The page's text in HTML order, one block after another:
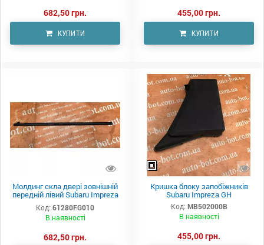
682,50 грн.
КУПИТИ
455,00 грн.
КУПИТИ
Молдинг скла двері зовнішній
передній лівий Subaru Impreza
GH
Код: 61280FG010
В наявності
682,50 грн.
Кришка блоку запобіжників
Subaru Impreza GH
Код: MB502000B
В наявності
455,00 грн.